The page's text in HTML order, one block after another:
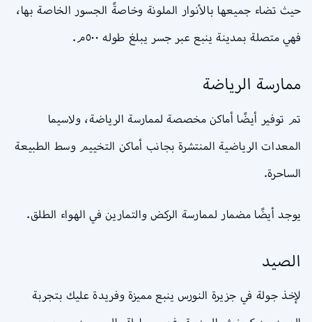
حيث تضاء جميعها بالأنوار الملونة وخاصةً الجسور الخاصة بها،
فهي متصلة بمدينة ينبع عبر جسر يبلغ طوله ٥٠٠م.
ممارسة الرياضة
تم توفير أيضًا أماكن مخصصة لممارسة الرياضة، ولاسيما
المعدات الرياضية المنتشرة بجانب أماكن التخييم وسط الطبيعة
الساحرة.
يوجد أيضًا مضمار لممارسة الركض والتمارين في الهواء الطلق.
الصيد
لإخذ جولة في جزيرة النورس ينبع مميزة وفريدة عليك بتجربة